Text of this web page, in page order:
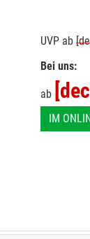
UVP ab
Bei uns:
ab
IM